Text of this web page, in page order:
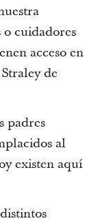
cuidadores
acceso en
de
padres
al
existen aquí